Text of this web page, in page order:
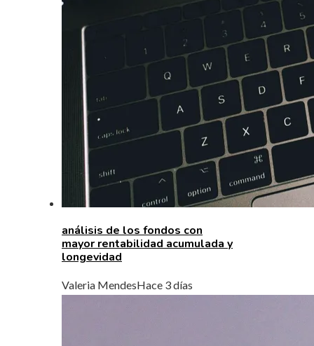
análisis de los fondos con
mayor rentabilidad acumulada y
longevidad
Valeria MendesHace 3 días